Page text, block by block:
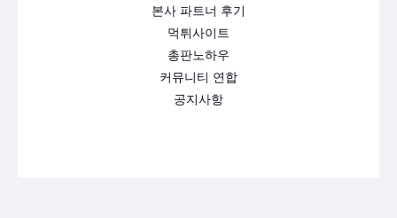
본사 파트너 후기
먹튀사이트
총판노하우
커뮤니티 연합
공지사항